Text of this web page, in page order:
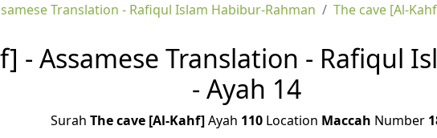
Translation - Rafiqul Islam Habibur-Rahman The cave [Al-
- Assamese Translation - Rafiqul
- Ayah 14
Surah The cave [Al-Kahf]Ayah 110 Location Maccah Number